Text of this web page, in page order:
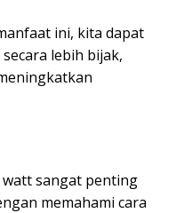
ini, kita dapat
lebih bijak,
sangat penting
memahami cara